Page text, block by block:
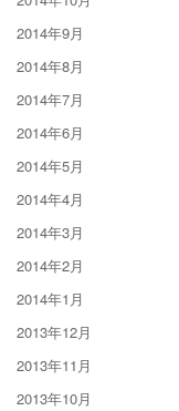
2014年9月
2014年8月
2014年7月
2014年6月
2014年5月
2014年4月
2014年3月
2014年2月
2014年1月
2013年12月
2013年11月
2013年10月